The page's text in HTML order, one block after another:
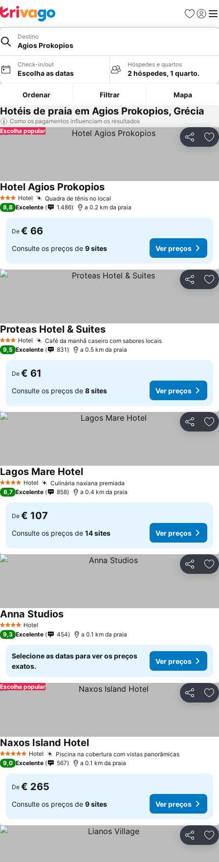
Favoritos
Iniciar
Destino
Agios Prokopios
Check-in/out
Escolha as datas
Hóspedes e quartos
2 hóspedes, 1 quarto.
Ordenar Filtrar Mapa
Hotéis de praia em Agios Prokopios, Grécia
Como os pagamentos influenciam os resultados
Partilhar
Escolha popular
3 EstrelasHotel Quadra de tênis no local
Hotel Agios Prokopios
8,8 Excelente 1.486 a 0.2 km da praia
De € 66
Consulte os preços de 9 sites Ver preços
Partilhar
3 EstrelasHotel Café da manhã caseiro com sabores locais
Proteas Hotel & Suites
9,5 Excelente 831 a 0.5 km da praia
De € 61
Consulte os preços de 8 sites Ver preços
Partilhar
4 EstrelasHotel Culinária naxiana premiada
Lagos Mare Hotel
8,7 Excelente 858 a 0.4 km da praia
De € 107
Consulte os preços de 14 sites Ver preços
Partilhar
4 EstrelasHotel
Anna Studios
9,3 Excelente 454 a 0.1 km da praia
Selecione as datas para ver os preços
exatos.
Ver preços
Partilhar
Escolha popular
5 Estrelas Hotel Piscina na cobertura com vistas panorâmicas
Naxos Island Hotel
9,0 Excelente 567 a 0.1 km da praia
De € 265
Consulte os preços de 9 sites Ver preços
Partilhar